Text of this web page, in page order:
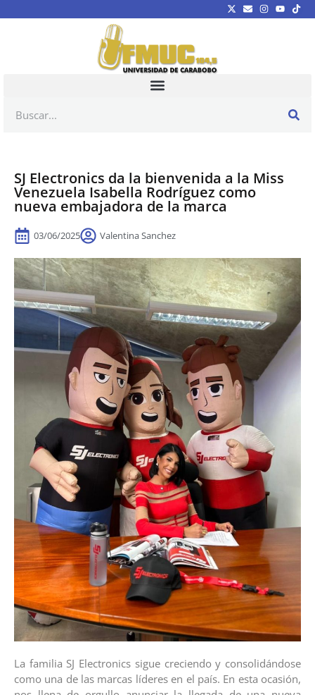
SJ Electronics da la bienvenida a la Miss
Venezuela Isabella Rodríguez como
nueva embajadora de la marca
03/06/2025 Valentina Sanchez
La familia SJ Electronics sigue creciendo y consolidándose
como una de las marcas líderes en el país. En esta ocasión,